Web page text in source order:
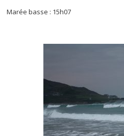
Marée basse : 15h07